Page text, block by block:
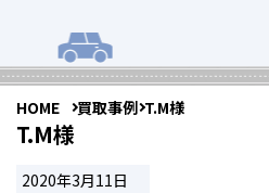
HOME 買取事例 T.M様
T.M様
2020年3月11日